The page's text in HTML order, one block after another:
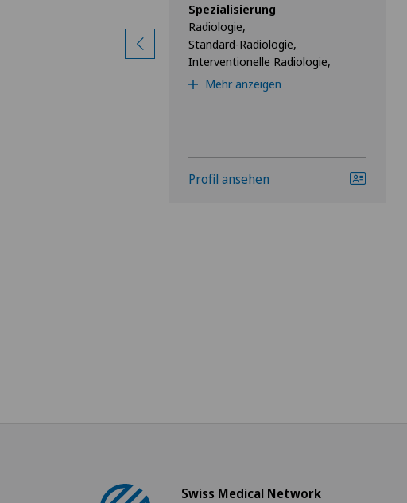
Spezialisierung
Radiologie,
Standard-Radiologie,
Interventionelle Radiologie,
Mehr anzeigen
Profil ansehen
Swiss Medical Network